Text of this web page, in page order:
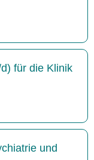
für die Klinik
und